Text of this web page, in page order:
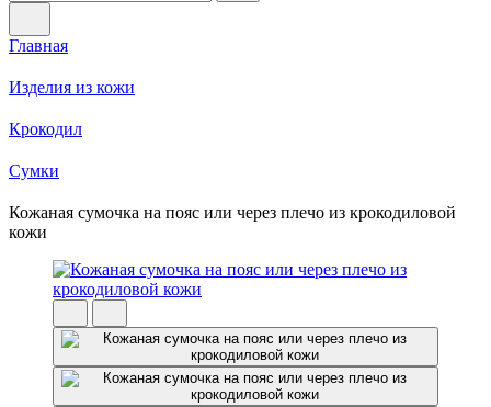
Главная
Изделия из кожи
Крокодил
Cумки
Кожаная сумочка на пояс или через плечо из крокодиловой
кожи